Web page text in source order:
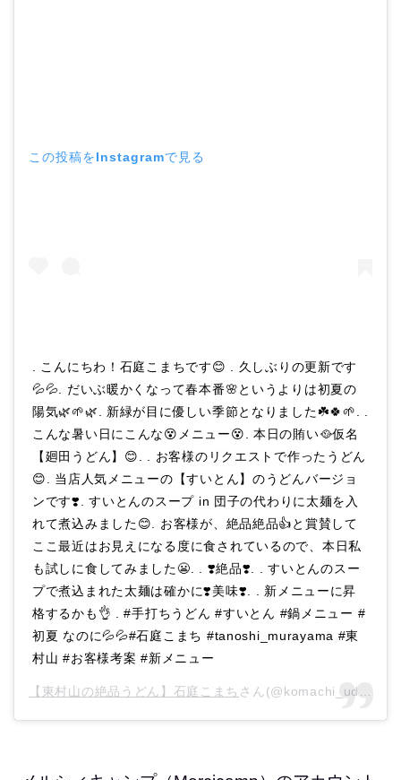
この投稿をInstagramで見る
. こんにちわ！石庭こまちです😊 . 久しぶりの更新です
💦💦. だいぶ暖かくなって春本番🌸というよりは初夏の
陽気🌿🌱🌿. 新緑が目に優しい季節となりました☘️🍀🌱. .
こんな暑い日にこんな😵メニュー😵. 本日の賄い🥘仮名
【廻田うどん】😊. . お客様のリクエストで作ったうどん
😊. 当店人気メニューの【すいとん】のうどんバージョ
ンです❣️. すいとんのスープ in 団子の代わりに太麺を入
れて煮込みました😊. お客様が、絶品絶品👍と賞賛して
ここ最近はお見えになる度に食されているので、本日私
も試しに食してみました😬. . ❣️絶品❣️. . すいとんのスー
プで煮込まれた太麺は確かに❣️美味❣️. . 新メニューに昇
格するかも👌 . #手打ちうどん #すいとん #鍋メニュー #
初夏 なのに💦💦#石庭こまち #tanoshi_murayama #東
村山 #お客様考案 #新メニュー
【東村山の絶品うどん】石庭こまち さん(@komachi_udon)がシェアした投稿 –